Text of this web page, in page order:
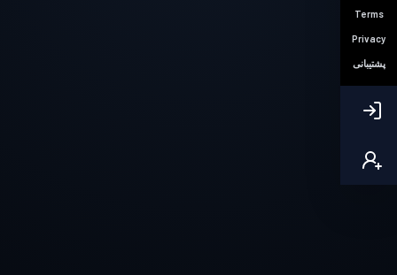
Terms
Privacy
پشتیبانی